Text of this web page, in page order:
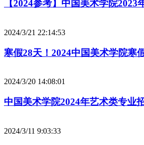
【2024参考】中国美术学院
2024/3/21 22:14:53
寒假28天！2024中国美术学院寒
2024/3/20 14:08:01
中国美术学院2024年艺术类专业
2024/3/11 9:03:33